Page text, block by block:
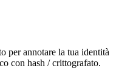
per annotare la tua identità
con hash / crittografato.